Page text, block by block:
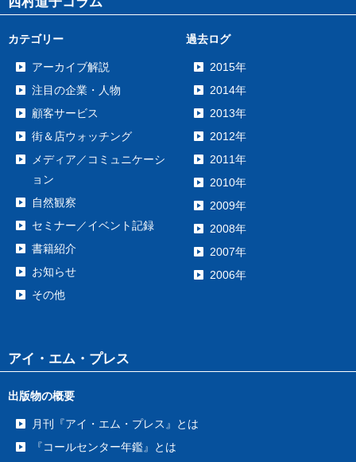
カテゴリー
アーカイブ解説
注目の企業・人物
顧客サービス
街＆店ウォッチング
メディア／コミュニケーシ
ョン
自然観察
セミナー／イベント記録
書籍紹介
お知らせ
その他
過去ログ
2015年
2014年
2013年
2012年
2011年
2010年
2009年
2008年
2007年
2006年
アイ・エム・プレス
出版物の概要
月刊『アイ・エム・プレス』とは
『コールセンター年鑑』とは